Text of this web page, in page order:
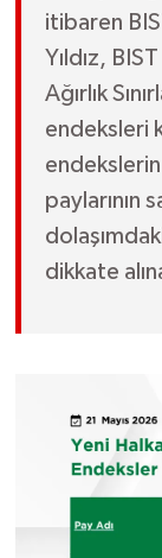
itibaren
Yıldız,
Ağırlık
endeksleri
paylarının
dikkate